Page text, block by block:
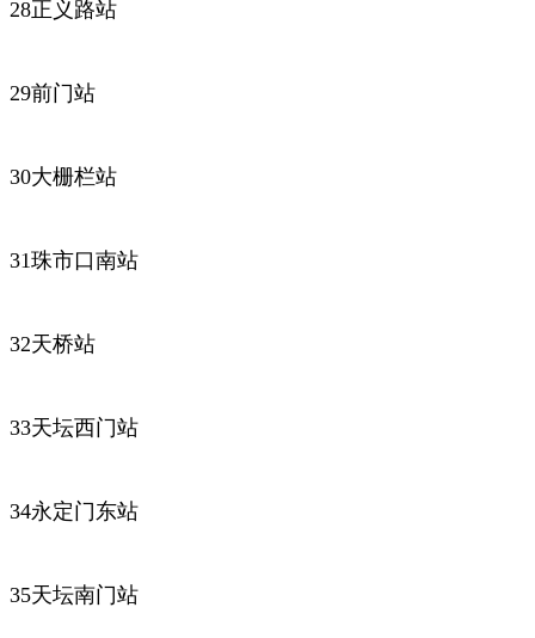
28正义路站
29前门站
30大栅栏站
31珠市口南站
32天桥站
33天坛西门站
34永定门东站
35天坛南门站